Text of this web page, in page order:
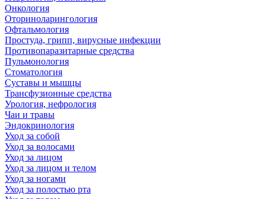
Онкология
Оториноларингология
Офтальмология
Простуда, грипп, вирусные инфекции
Противопаразитарные средства
Пульмонология
Стоматология
Суставы и мышцы
Трансфузионные средства
Урология, нефрология
Чаи и травы
Эндокринология
Уход за собой
Уход за волосами
Уход за лицом
Уход за лицом и телом
Уход за ногами
Уход за полостью рта